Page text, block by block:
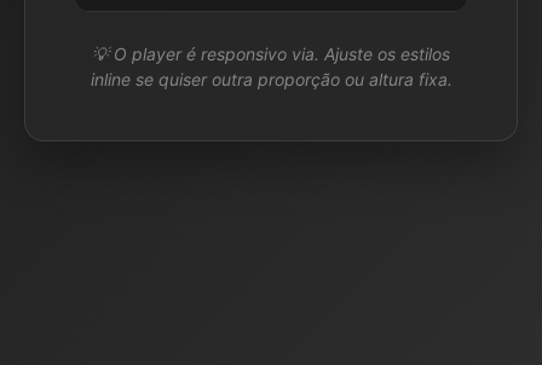
💡 O player é responsivo via. Ajuste os estilos
inline se quiser outra proporção ou altura fixa.